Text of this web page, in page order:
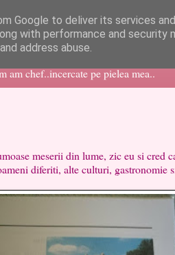
am chef..incercate pe pielea mea..
meserii din lume, zic eu si cred
diferiti, alte culturi,
Google to deliver its services
with performance and
address abuse.